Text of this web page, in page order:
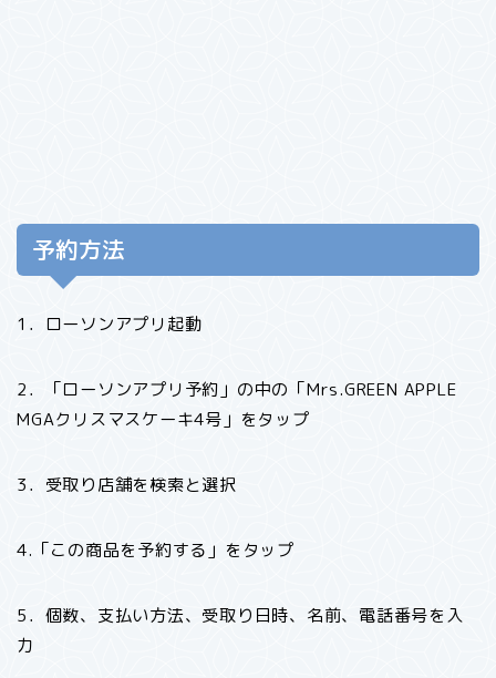
予約方法
1．ローソンアプリ起動
2．「ローソンアプリ予約」の中の「Mrs.GREEN APPLE
MGAクリスマスケーキ4号」をタップ
3．受取り店舗を検索と選択
4.「この商品を予約する」をタップ
5．個数、支払い方法、受取り日時、名前、電話番号を入
力